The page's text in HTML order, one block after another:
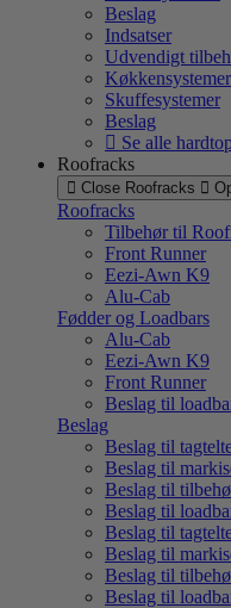
Beslag
Indsatser
Udvendigt
Køkkensystemer
Skuffesystemer
Beslag
Se alle
Roofracks
Close Roofracks
Roofracks
Tilbehør til
Front Runner
Eezi-Awn K9
Alu-Cab
Fødder og Loadbars
Alu-Cab
Eezi-Awn K9
Front Runner
Beslag til
Beslag
Beslag til
Beslag til
Beslag til
Beslag til
Beslag til
Beslag til
Beslag til
Beslag til